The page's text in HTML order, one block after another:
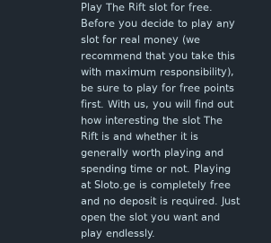
Play The Rift slot for free.
Before you decide to play any
slot for real money (we
recommend that you take this
with maximum responsibility),
be sure to play for free points
first. With us, you will find out
how interesting the slot The
Rift is and whether it is
generally worth playing and
spending time or not. Playing
at Sloto.ge is completely free
and no deposit is required. Just
open the slot you want and
play endlessly.